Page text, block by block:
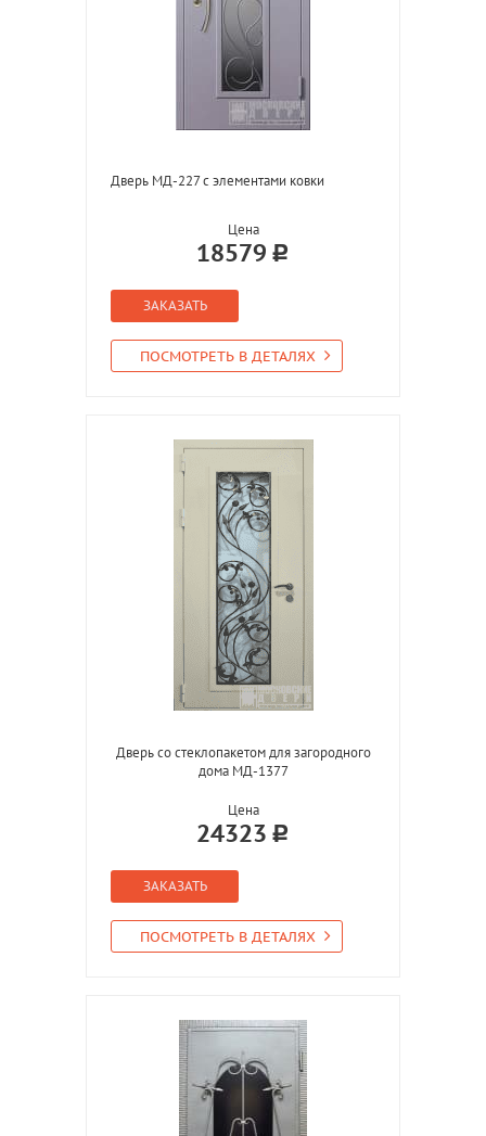
Дверь МД-227 с элементами ковки
Цена
18579
ЗАКАЗАТЬ
ПОСМОТРЕТЬ В ДЕТАЛЯХ
Дверь со стеклопакетом для загородного
дома МД-1377
Цена
24323
ЗАКАЗАТЬ
ПОСМОТРЕТЬ В ДЕТАЛЯХ